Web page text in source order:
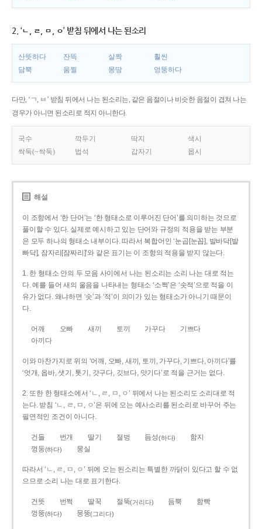
2. ‘ㄴ, ㄹ, ㅁ, ㅇ’ 받침 뒤에서 나는 된소리
산뜻하다 잔뜩 살짝
훨씬
담뿍
움찔 몽땅 엉뚱하다
다만, ‘ㄱ, ㅂ’ 받침 뒤에서 나는 된소리는, 같은 음절이나 비슷한 음절이 겹쳐 나는
경우가 아니면 된소리로 적지 아니한다.
국수 깍두기 딱지
색시
싹둑(~싹둑)
법석 갑자기 몹시
해설
이 조항에서 ‘한 단어’는 ‘한 형태소로 이루어진 단어’를 의미하는 것으로
풀이할 수 있다. 실제로 예시하고 있는 단어와 규정의 적용을 받는 부분
은 모두 하나의 형태소 내부이다. 따라서 복합어인 ‘눈곱[눈꼽], 발바닥[발
빠닥], 잠자리[잠짜리]’와 같은 표기는 이 조항의 적용을 받지 않는다.
1. 한 형태소 안의 두 모음 사이에서 나는 된소리는 소리 나는 대로 적는
다. 예를 들어 새의 울음을 나타내는 형태소 ‘소쩍’은 ‘솟적’으로 적을 이
유가 없다. 왜냐하면 ‘솟’과 ‘적’이 의미가 있는 형태소가 아니기 때문이
다.
어깨 오빠 새끼 토끼 가꾸다
기쁘다
아끼다
이와 마찬가지로 위의 ‘어깨, 오빠, 새끼, 토끼, 가꾸다, 기쁘다, 아끼다’를
‘엇개, 옵바, 샛기, 톳기, 갓구다, 깃브다, 앗기다’로 적을 근거는 없다.
2. 또한 한 형태소에서 ‘ㄴ, ㄹ, ㅁ, ㅇ’ 뒤에서 나는 된소리도 소리대로 적
는다. 받침 ‘ㄴ, ㄹ, ㅁ, ㅇ’은 뒤에 오는 예사소리를 된소리로 바꾸어 주는
필연적인 조건이 아니다.
건들 번개 딸기 절벙 듬성(하다)
함지
껑둥(하다) 뭉실
따라서 ‘ㄴ, ㄹ, ㅁ, ㅇ’ 뒤에 오는 된소리는 특별한 까닭이 있다고 할 수 없
으므로 소리 나는 대로 표기한다.
건뜻 번쩍 딸꾹 절뚝(거리다) 듬뿍
함빡
껑뚱(하다) 뭉뚱(그리다)